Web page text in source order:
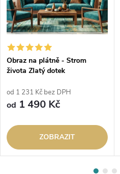
Obraz na plátně - Strom
života Zlatý dotek
od 1 231 Kč bez DPH
od 1 490 Kč
ZOBRAZIT